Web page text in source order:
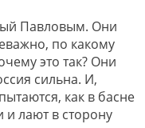
Павловым. Они
по какому
это так? Они
сильна. И,
как в басне
и лают в сторону